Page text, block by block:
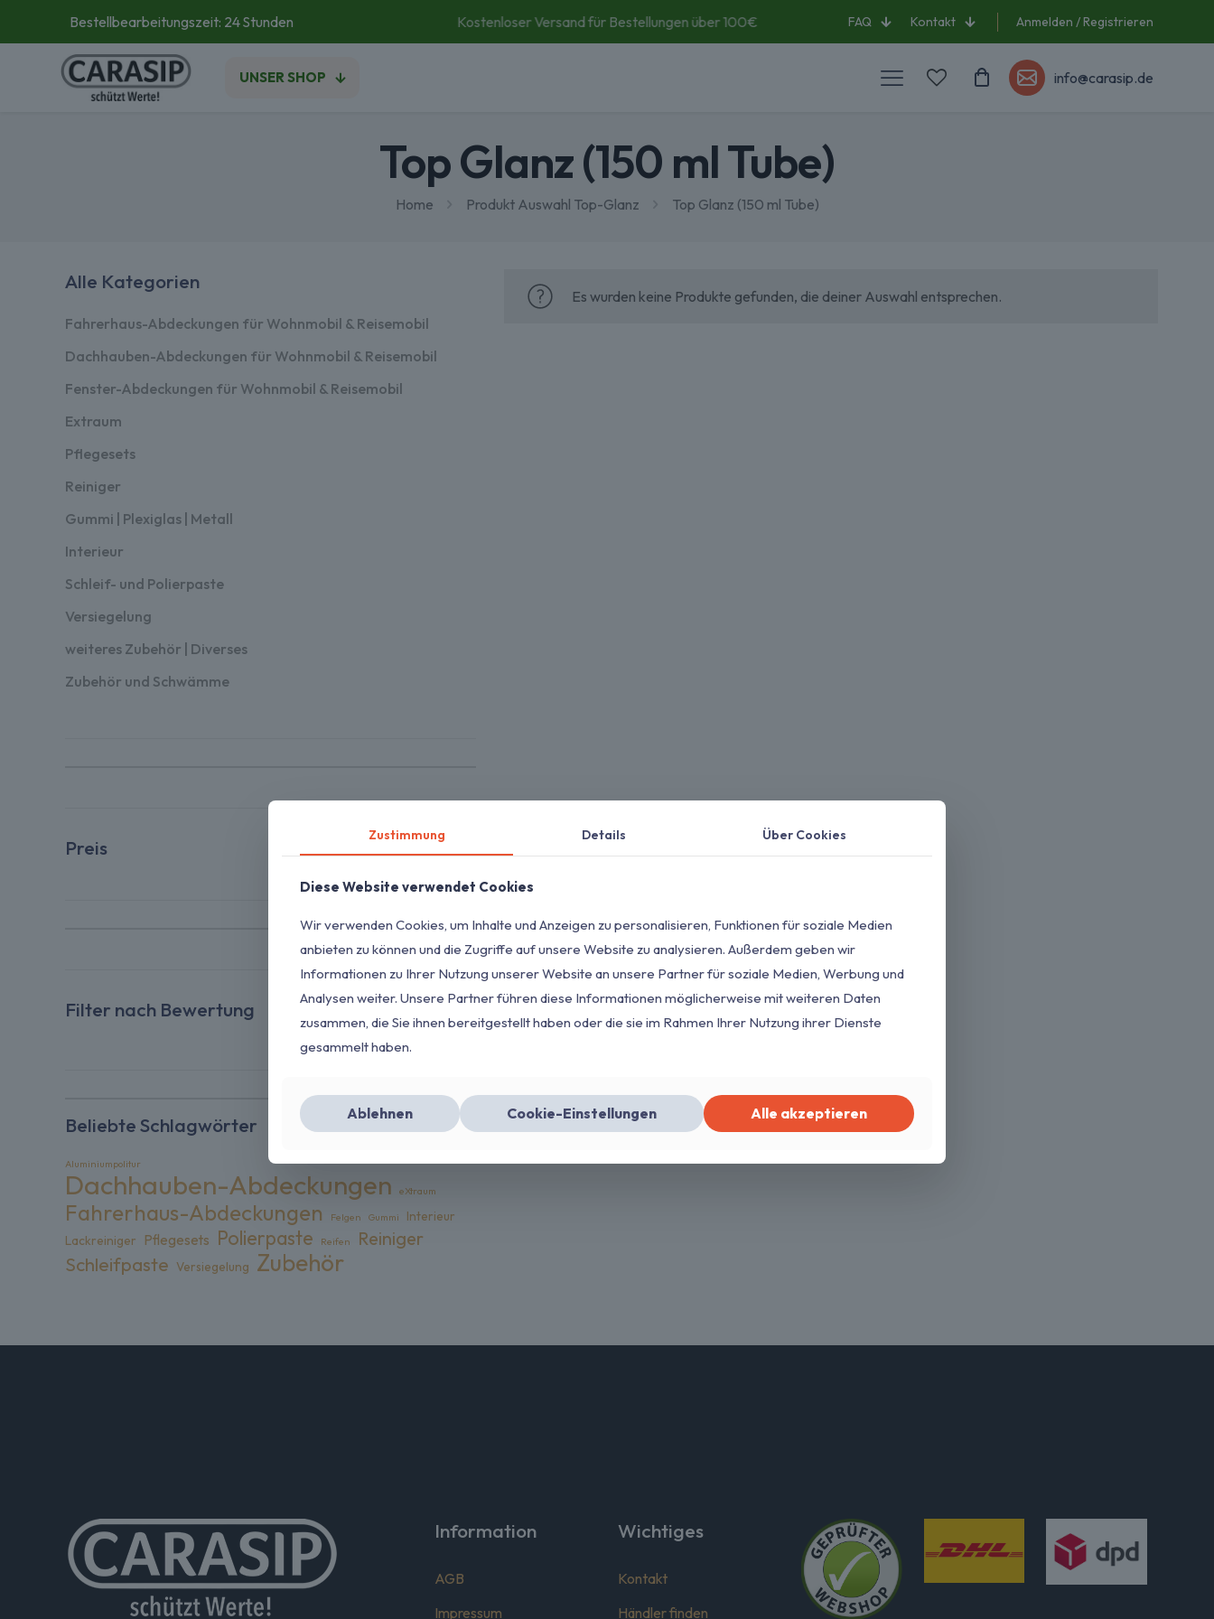
Bestellbearbeitungszeit: 24 Stunden 24/7 Kundenservice FAQ Kontakt Anmelden / Registrieren
UNSER SHOP info@carasip.de
Top Glanz (150 ml Tube)
Home Produkt Auswahl Top-Glanz Top Glanz (150 ml Tube)
Es wurden keine Produkte gefunden, die deiner Auswahl entsprechen.
Alle Kategorien
Fahrerhaus-Abdeckungen für Wohnmobil & Reisemobil
Dachhauben-Abdeckungen für Wohnmobil & Reisemobil
Fenster-Abdeckungen für Wohnmobil & Reisemobil
Extraum
Pflegesets
Reiniger
Gummi | Plexiglas | Metall
Interieur
Schleif- und Polierpaste
Versiegelung
weiteres Zubehör | Diverses
Zubehör und Schwämme
Preis
Filter nach Bewertung
Beliebte Schlagwörter
Aluminiumpolitur
Dachhauben-Abdeckungen eXtraum
Fahrerhaus-Abdeckungen Felgen Gummi
Interieur
Lackreiniger
Pflegesets Polierpaste Reifen Reiniger
Schleifpaste Versiegelung Zubehör
Information
AGB
Impressum
Wichtiges
Kontakt
Händler finden
Zustimmung Details Über Cookies
Diese Website verwendet Cookies
Wir verwenden Cookies, um Inhalte und Anzeigen zu personalisieren, Funktionen für soziale Medien
anbieten zu können und die Zugriffe auf unsere Website zu analysieren. Außerdem geben wir
Informationen zu Ihrer Nutzung unserer Website an unsere Partner für soziale Medien, Werbung und
Analysen weiter. Unsere Partner führen diese Informationen möglicherweise mit weiteren Daten
zusammen, die Sie ihnen bereitgestellt haben oder die sie im Rahmen Ihrer Nutzung ihrer Dienste
gesammelt haben.
Ablehnen Cookie-Einstellungen Alle akzeptieren